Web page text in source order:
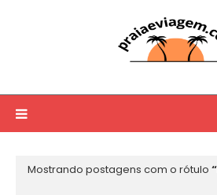
Mostrando postagens com o rótulo